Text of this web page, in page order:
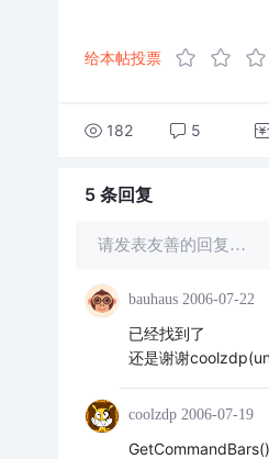
给本帖投票
182 5
5 条回复
请发表友善的回复…
bauhaus 2006-07-22
已经找到了
还是谢谢
coolzdp 2006-07-19